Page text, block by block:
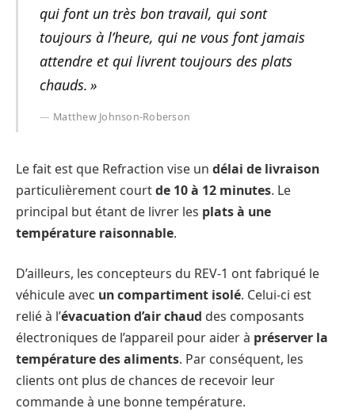
qui font un très bon travail, qui sont
toujours à l’heure, qui ne vous font jamais
attendre et qui livrent toujours des plats
chauds. »
Matthew Johnson-Roberson
Le fait est que Refraction vise un délai de livraison
particulièrement courtde 10 à 12 minutes. Le
principal but étant de livrer les plats à une
température raisonnable.
D’ailleurs, les concepteurs du REV-1 ont fabriqué le
véhicule avec un compartiment isolé. Celui-ci est
relié à l’évacuation d’air chaud des composants
électroniques de l’appareil pour aider à préserver la
température des aliments. Par conséquent, les
clients ont plus de chances de recevoir leur
commande à une bonne température.